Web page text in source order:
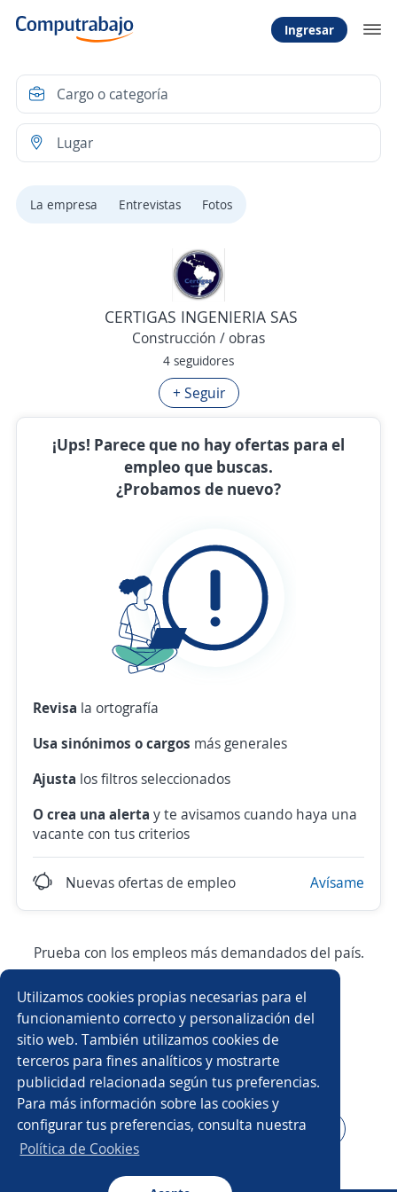
Utilizamos cookies propias necesarias para el
funcionamiento correcto y personalización del
sitio web. También utilizamos cookies de
terceros para fines analíticos y mostrarte
publicidad relacionada según tus preferencias.
Para más información sobre las cookies y
configurar tus preferencias, consulta nuestra
Política de Cookies
Ingresar
La empresa Entrevistas Fotos
CERTIGAS INGENIERIA SAS
Construcción / obras
4 seguidores
+ Seguir
¡Ups! Parece que no hay ofertas para el
empleo que buscas.
¿Probamos de nuevo?
Revisa la ortografía
Usa sinónimos o cargos más generales
Ajusta los filtros seleccionados
O crea una alerta y te avisamos cuando haya una
vacante con tus criterios
Nuevas ofertas de empleo Avísame
Prueba con los empleos más demandados del país.
Asesor/a comercial Asesor/a comercial freelance
Producción Ejecutivo/a comercial
Auxiliar de almacén Asesor/a telefónico
Asesor/a servicio al cliente Auxiliar administrativo/a
Auxiliar de cocina Conductor/a